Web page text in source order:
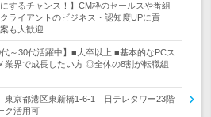
するチャンス！】CM枠のセールスや番組
ライアントのビジネス・認知度UPに貢
も大歓迎
代～30代活躍中】■大卒以上 ■基本的なPCス
業界で成長したい方 ◎全体の8割が転職組
東京都港区東新橋1-6-1 日テレタワー23階
ク活用可